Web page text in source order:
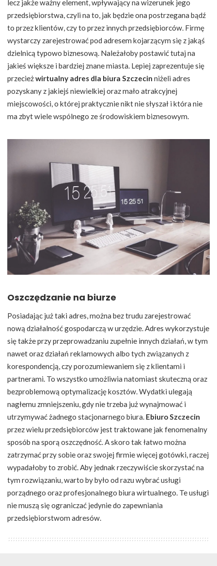
lecz jakże ważny element, wpływający na wizerunek jego
przedsiębiorstwa, czyli na to, jak będzie ona postrzegana bądź
to przez klientów, czy to przez innych przedsiębiorców. Firmę
wystarczy zarejestrować pod adresem kojarzącym się z jakąś
dzielnicą typowo biznesową. Należałoby postawić tutaj na
jakieś większe i bardziej znane miasta. Lepiej zaprezentuje się
przecieżwirtualny adres dla biura Szczecin niżeli adres
pozyskany z jakiejś niewielkiej oraz mało atrakcyjnej
miejscowości, o której praktycznie nikt nie słyszał i która nie
ma zbyt wiele wspólnego ze środowiskiem biznesowym.
Oszczędzanie na biurze
Posiadając już taki adres, można bez trudu zarejestrować
nową działalność gospodarczą w urzędzie. Adres wykorzystuje
się także przy przeprowadzaniu zupełnie innych działań, w tym
nawet oraz działań reklamowych albo tych związanych z
korespondencją, czy porozumiewaniem się z klientami i
partnerami. To wszystko umożliwia natomiast skuteczną oraz
bezproblemową optymalizację kosztów. Wydatki ulegają
nagłemu zmniejszeniu, gdy nie trzeba już wynajmować i
utrzymywać żadnego stacjonarnego biura. Ebiuro Szczecin
przez wielu przedsiębiorców jest traktowane jak fenomenalny
sposób na sporą oszczędność. A skoro tak łatwo można
zatrzymać przy sobie oraz swojej firmie więcej gotówki, raczej
wypadałoby to zrobić. Aby jednak rzeczywiście skorzystać na
tym rozwiązaniu, warto by było od razu wybrać usługi
porządnego oraz profesjonalnego biura wirtualnego. Te usługi
nie muszą się ograniczać jedynie do zapewniania
przedsiębiorstwom adresów.